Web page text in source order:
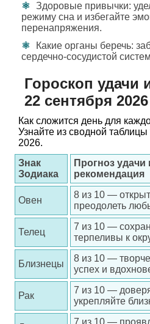
Здоровые привычки:
режиму сна и избегайте
перенапряжения.
Какие органы беречь:
сердечно-сосудистой
Гороскоп удачи
22 сентября 2026
Как сложится день для
Узнайте из сводной
2026.
Знак
Зодиака
Прогноз удачи
рекомендация
Овен
8 из 10 —
преодолеть
Телец
7 из 10 —
терпеливы к
Близнецы
8 из 10 —
успех и
Рак
7 из 10 —
укрепляйте
7 из 10 —